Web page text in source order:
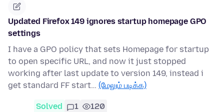
Updated Firefox 149 ignores startup homepage GPO
settings
I have a GPO policy that sets Homepage for startup
to open specific URL, and now it just stopped
working after last update to version 149, instead i
get standard FF start… (மேலும் படிக்க)
Solved 1 120